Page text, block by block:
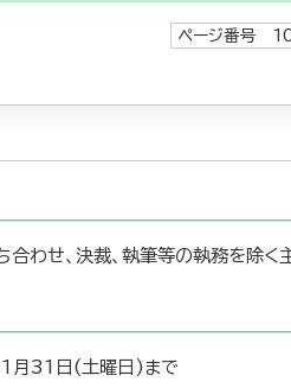
ページ番号
わせ、決裁、執筆等の執務を除く
1月31日(土曜日)まで